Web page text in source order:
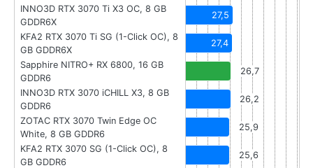
INNO3D RTX 3070 Ti X3 OC, 8 GB
GDDR6X
27,5
KFA2 RTX 3070 Ti SG (1-Click OC), 8
GB GDDR6X
27,4
Sapphire NITRO+ RX 6800, 16 GB
GDDR6
26,7
INNO3D RTX 3070 iCHILL X3, 8 GB
GDDR6
26,2
ZOTAC RTX 3070 Twin Edge OC
White, 8 GB GDDR6
25,9
KFA2 RTX 3070 SG (1-Click OC), 8
GB GDDR6
25,6